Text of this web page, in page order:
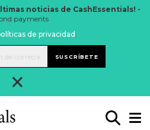
noticias de CashEssentials! -
payments
de privacidad .
SUSCRÍBETE
×